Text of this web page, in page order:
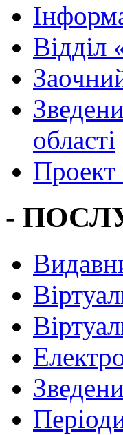
Вiддiл
області
Проект
-